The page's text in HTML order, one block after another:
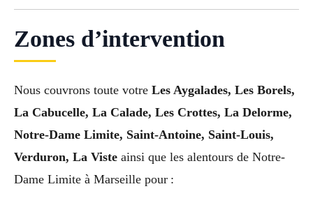
Zones d’intervention
Nous couvrons toute votre Les Aygalades, Les Borels,
La Cabucelle, La Calade, Les Crottes, La Delorme,
Notre-Dame Limite, Saint-Antoine, Saint-Louis,
Verduron, La Viste ainsi que les alentours de Notre-
Dame Limite à Marseille pour :